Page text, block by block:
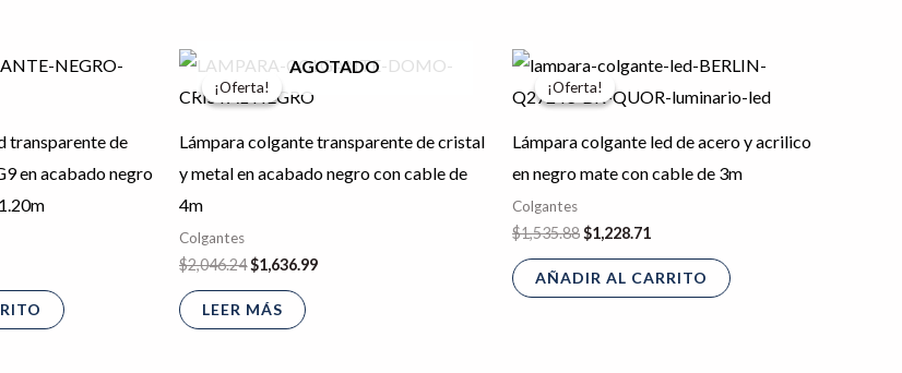
transparente de
en acabado negro
¡Oferta!
AGOTADO
¡Oferta!
Lámpara colgante transparente de cristal
y metal en acabado negro con cable de
4m
Colgantes
$2,046.24
El
precio
original
$2,046.24.
$1,636.99
El
precio
$1,636.99.
LEER MÁS
¡Oferta!
¡Oferta!
Lámpara colgante led de acero y acrilico
en negro mate con cable de 3m
Colgantes
$1,535.88
precio
original
$1,535.88.
$1,228.71
El
precio
actual
$1,228.71.
AÑADIR AL CARRITO